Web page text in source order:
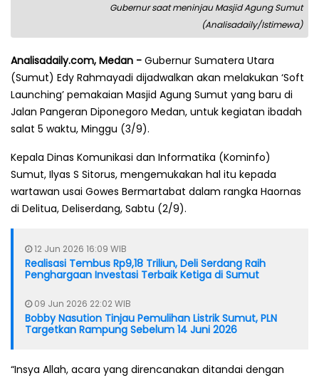
Gubernur saat meninjau Masjid Agung Sumut
(Analisadaily/Istimewa)
Analisadaily.com, Medan - Gubernur Sumatera Utara
(Sumut) Edy Rahmayadi dijadwalkan akan melakukan ‘Soft
Launching’ pemakaian Masjid Agung Sumut yang baru di
Jalan Pangeran Diponegoro Medan, untuk kegiatan ibadah
salat 5 waktu, Minggu (3/9).
Kepala Dinas Komunikasi dan Informatika (Kominfo)
Sumut, Ilyas S Sitorus, mengemukakan hal itu kepada
wartawan usai Gowes Bermartabat dalam rangka Haornas
di Delitua, Deliserdang, Sabtu (2/9).
12 Jun 2026 16:09 WIB
Realisasi Tembus Rp9,18 Triliun, Deli Serdang Raih
Penghargaan Investasi Terbaik Ketiga di Sumut
09 Jun 2026 22:02 WIB
Bobby Nasution Tinjau Pemulihan Listrik Sumut, PLN
Targetkan Rampung Sebelum 14 Juni 2026
“Insya Allah, acara yang direncanakan ditandai dengan